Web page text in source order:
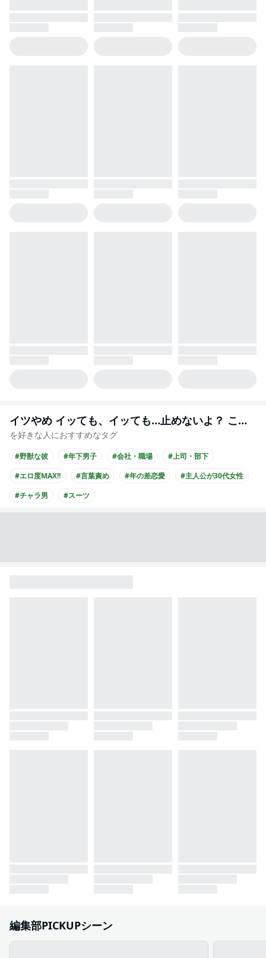
イツやめ イッても、イッても…止めないよ？ この男、猛獣。【コミックス版】
を好きな人におすすめなタグ
#野獣な彼 #年下男子 #会社・職場
#上司・部下
#エロ度MAX!!
#言葉責め #年の差恋愛
#主人公が30代女性
#チャラ男
#スーツ
編集部PICKUPシーン